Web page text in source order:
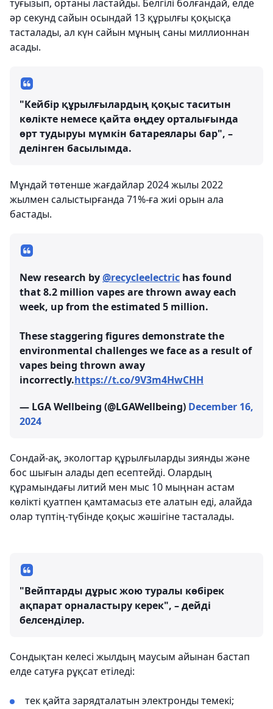
туғызып, ортаны ластайды. Белгілі болғандай, елде
әр секунд сайын осындай 13 құрылғы қоқысқа
тасталады, ал күн сайын мұның саны миллионнан
асады.
"Кейбір құрылғылардың қоқыс таситын
көлікте немесе қайта өңдеу орталығында
өрт тудыруы мүмкін батареялары бар", –
делінген басылымда.
Мұндай төтенше жағдайлар 2024 жылы 2022
жылмен салыстырғанда 71%-ға жиі орын ала
бастады.
New research by@recycleelectric has found
that 8.2 million vapes are thrown away each
week, up from the estimated 5 million.
These staggering figures demonstrate the
environmental challenges we face as a result of
vapes being thrown away
incorrectly.https://t.co/9V3m4HwCHH
— LGA Wellbeing (@LGAWellbeing) December 16,
2024
Сондай-ақ, экологтар құрылғыларды зиянды және
бос шығын алады деп есептейді. Олардың
құрамындағы литий мен мыс 10 мыңнан астам
көлікті қуатпен қамтамасыз ете алатын еді, алайда
олар түптің-түбінде қоқыс жәшігіне тасталады.
"Вейптарды дұрыс жою туралы көбірек
ақпарат орналастыру керек", – дейді
белсенділер.
Сондықтан келесі жылдың маусым айынан бастап
елде сатуға рұқсат етіледі:
тек қайта зарядталатын электронды темекі;